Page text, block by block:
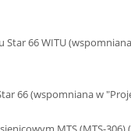
66 WITU
66 (wspomniana w